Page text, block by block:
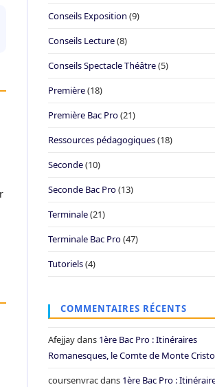
Conseils Exposition (9)
Conseils Lecture(8)
Conseils Spectacle Théâtre(5)
Première(18)
Première Bac Pro(21)
Ressources pédagogiques(18)
Seconde(10)
Seconde Bac Pro(13)
Terminale(21)
Terminale Bac Pro(47)
Tutoriels(4)
COMMENTAIRES RÉCENTS
Afejjaydans 1ère Bac Pro : Itinéraires
Romanesques, le Comte de Monte Cristo
coursenvracdans 1ère Bac Pro :